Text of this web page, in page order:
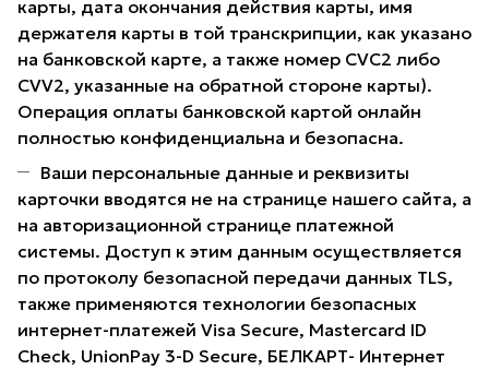
карты, дата окончания действия карты, имя
держателя карты в той транскрипции, как указано
на банковской карте, а также номер CVC2 либо
CVV2, указанные на обратной стороне карты).
Операция оплаты банковской картой онлайн
полностью конфиденциальна и безопасна.
Ваши персональные данные и реквизиты
карточки вводятся не на странице нашего сайта, а
на авторизационной странице платежной
системы. Доступ к этим данным осуществляется
по протоколу безопасной передачи данных TLS,
также применяются технологии безопасных
интернет-платежей Visa Secure, Mastercard ID
Check, UnionPay 3-D Secure, БЕЛКАРТ- Интернет